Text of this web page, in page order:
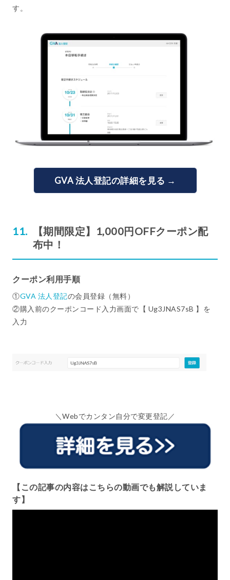
す。
GVA 法人登記の詳細を見る →
【期間限定】1,000円OFFクーポン配
布中！
クーポン利用手順
①GVA 法人登記の会員登録（無料）
②購入前のクーポンコード入力画面で【 Ug3JNAS7sB 】を
入力
＼Webでカンタン自分で変更登記／
【この記事の内容はこちらの動画でも解説していま
す】